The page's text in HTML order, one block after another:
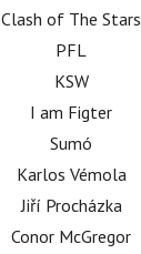
Clash of The Stars
PFL
KSW
I am Figter
Sumó
Karlos Vémola
Jiří Procházka
Conor McGregor